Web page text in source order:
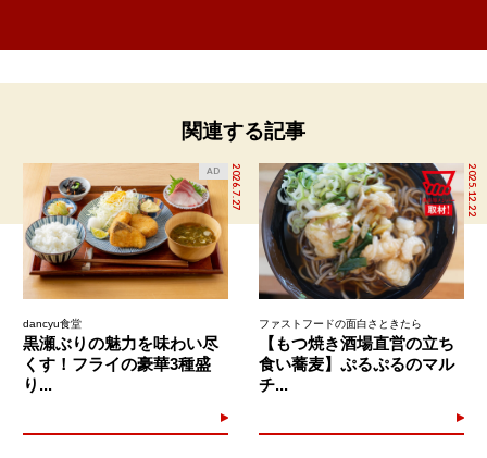
関連する記事
2026.7.27
AD
dancyu食堂
黒瀬ぶりの魅力を味わい尽
くす！フライの豪華3種盛
り...
2025.12.22
ファストフードの面白さときたら
【もつ焼き酒場直営の立ち
食い蕎麦】ぷるぷるのマル
チ...